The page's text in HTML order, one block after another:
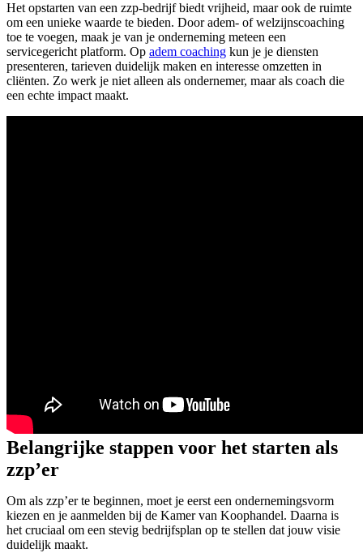
Het opstarten van een zzp-bedrijf biedt vrijheid, maar ook de ruimte
om een unieke waarde te bieden. Door adem- of welzijnscoaching
toe te voegen, maak je van je onderneming meteen een
servicegericht platform. Op adem coaching kun je je diensten
presenteren, tarieven duidelijk maken en interesse omzetten in
cliënten. Zo werk je niet alleen als ondernemer, maar als coach die
een echte impact maakt.
Belangrijke stappen voor het starten als
zzp’er
Om als zzp’er te beginnen, moet je eerst een ondernemingsvorm
kiezen en je aanmelden bij de Kamer van Koophandel. Daarna is
het cruciaal om een stevig bedrijfsplan op te stellen dat jouw visie
duidelijk maakt.